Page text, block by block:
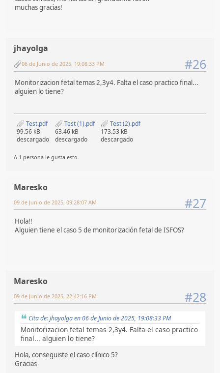
muchas gracias!
jhayolga
#26
06 de Junio de 2025, 19:08:33 PM
Monitorizacion fetal temas 2,3y4. Falta el caso practico final...
alguien lo tiene?
Test.pdf
99.56 kB
descargado
Test (1).pdf
63.46 kB
descargado
Test (2).pdf
173.53 kB
descargado
A 1 persona le gusta esto.
Maresko
#27
09 de Junio de 2025, 09:28:07 AM
Hola!!
Alguien tiene el caso 5 de monitorización fetal de ISFOS?
Maresko
#28
09 de Junio de 2025, 22:42:16 PM
Cita de: jhayolga en 06 de Junio de 2025, 19:08:33 PM
Monitorizacion fetal temas 2,3y4. Falta el caso practico
final... alguien lo tiene?
Hola, conseguiste el caso clínico 5?
Gracias